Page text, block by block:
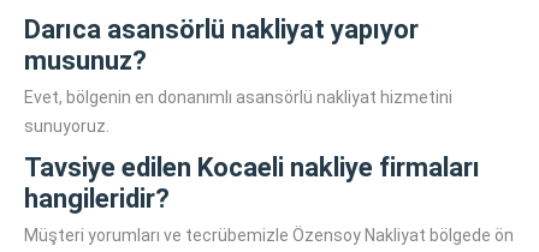
Darıca asansörlü nakliyat yapıyor
musunuz?
Evet, bölgenin en donanımlı asansörlü nakliyat hizmetini
sunuyoruz.
Tavsiye edilen Kocaeli nakliye firmaları
hangileridir?
Müşteri yorumları ve tecrübemizle Özensoy Nakliyat bölgede ön